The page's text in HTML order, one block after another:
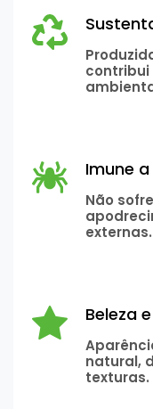
contribui
Imune
Não
externas.
Beleza
natural,
texturas.